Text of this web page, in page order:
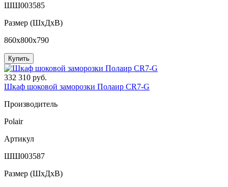
ШШ003585
Размер (ШxДхВ)
860x800x790
Купить
332 310 руб.
Шкаф шоковой заморозки Полаир CR7-G
Производитель
Polair
Артикул
ШШ003587
Размер (ШxДхВ)